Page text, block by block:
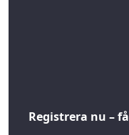
Registrera nu –